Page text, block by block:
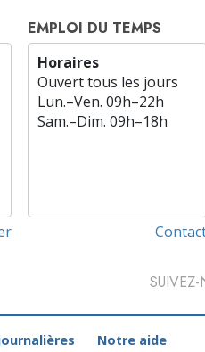
EMPLOI DU TEMPS
Horaires
Ouvert tous les jours
Lun.–Ven. 09h–22h
Sam.–Dim. 09h–18h
SUIVEZ-
Notre aide